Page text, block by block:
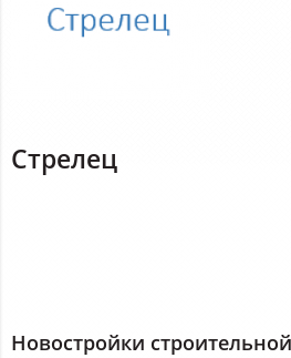
Стрелец
Новостройки